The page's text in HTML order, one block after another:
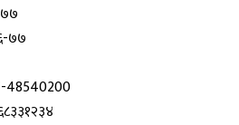
७७
48540200